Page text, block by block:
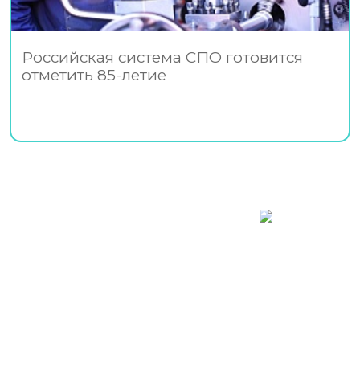
Российская система СПО готовится
отметить 85-летие